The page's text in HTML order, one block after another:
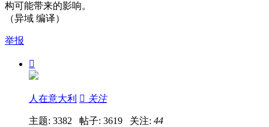
构可能带来的影响。
（异域 编译）
举报

人在意大利  关注
主题: 3382 帖子: 3619 关注: 44